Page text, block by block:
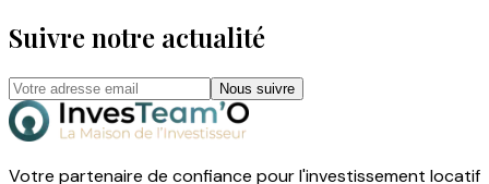
Suivre notre actualité
Nous suivre
Votre partenaire de confiance pour l'investissement locatif